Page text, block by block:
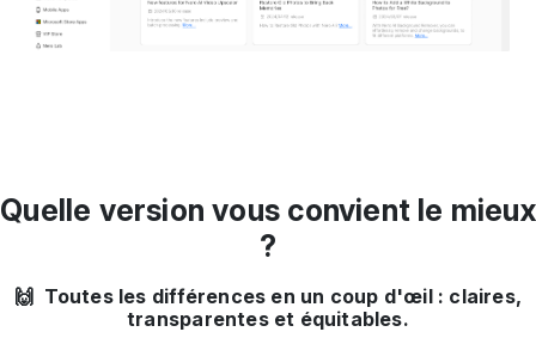
Quelle version vous convient le mieux
?
🙌 Toutes les différences en un coup d'œil : claires,
transparentes et équitables.